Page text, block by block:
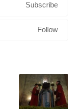
Subscribe
Follow